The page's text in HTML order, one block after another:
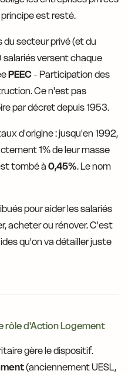
est resté.
secteur privé (et du
versent chaque
PEEC- Participation des
Ce n'est pas
par décret depuis 1953.
d'origine : jusqu'en 1992,
1% de leur masse
tombé à 0,45%. Le nom
pour aider les salariés
acheter ou rénover. C'est
qu'on va détailler juste
rôle d'Action Logement
gère le dispositif.
(anciennement UESL,